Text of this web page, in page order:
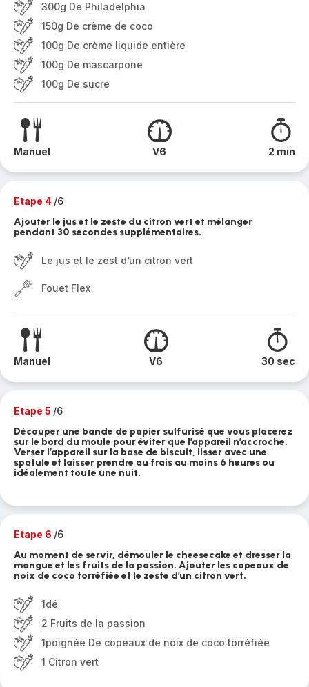
300g De Philadelphia
150g De crème de coco
100g De crème liquide entière
100g De mascarpone
100g De sucre
Manuel V6 2 min
Etape 4 /6
Ajouter le jus et le zeste du citron vert et mélanger
pendant 30 secondes supplémentaires.
Le jus et le zest d’un citron vert
Fouet Flex
Manuel V6 30 sec
Etape 5 /6
Découper une bande de papier sulfurisé que vous placerez
sur le bord du moule pour éviter que l’appareil n’accroche.
Verser l’appareil sur la base de biscuit, lisser avec une
spatule et laisser prendre au frais au moins 6 heures ou
idéalement toute une nuit.
Etape 6 /6
Au moment de servir, démouler le cheesecake et dresser la
mangue et les fruits de la passion. Ajouter les copeaux de
noix de coco torréfiée et le zeste d’un citron vert.
1dé
2 Fruits de la passion
1poignée De copeaux de noix de coco torréfiée
1 Citron vert